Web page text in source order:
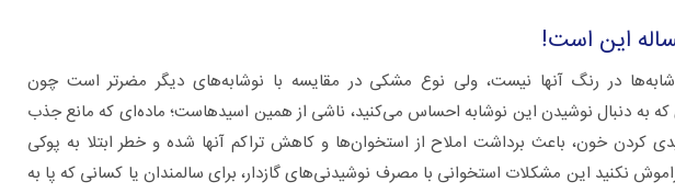
این است!
در رنگ آنها نیست، ولی نوع مشکی در مقایسه با نوشابه‌های دیگر مضرتر است چون
که به دنبال نوشیدن این نوشابه احساس می‌کنید، ناشی از همین اسیدهاست؛ ماده‌ای که مانع جذب
کردن خون، باعث برداشت املاح از استخوان‌ها و کاهش تراکم آنها شده و خطر ابتلا به پوکی
نکنید این مشکلات استخوانی با مصرف نوشیدنی‌های گازدار، برای سالمندان یا کسانی که پا به